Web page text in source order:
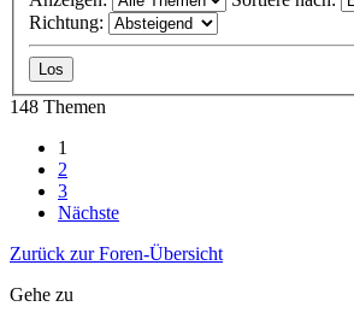
Richtung:
148 Themen
1
2
3
Nächste
Zurück zur Foren-Übersicht
Gehe zu